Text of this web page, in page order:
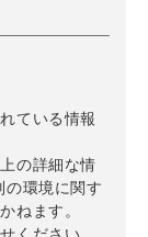
ている情報
の詳細な情
の環境に関す
ねます。
ください。